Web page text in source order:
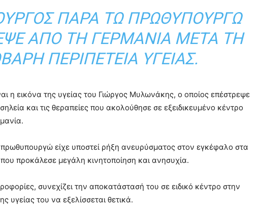
ΠΑΡΆ ΤΩ ΠΡΩΘΥΠΟΥΡΓΏ
ΑΠΌ ΤΗ ΓΕΡΜΑΝΊΑ ΜΕΤΆ ΤΗ
ΠΕΡΙΠΈΤΕΙΑ ΥΓΕΊΑΣ.
η εικόνα της υγείας του Γιώργος Μυλωνάκης, ο οποίος επέστρεψε
και τις θεραπείες που ακολούθησε σε εξειδικευμένο κέντρο
είχε υποστεί ρήξη ανευρύσματος στον εγκέφαλο στα
προκάλεσε μεγάλη κινητοποίηση και ανησυχία.
συνεχίζει την αποκατάστασή του σε ειδικό κέντρο στην
υγείας του να εξελίσσεται θετικά.